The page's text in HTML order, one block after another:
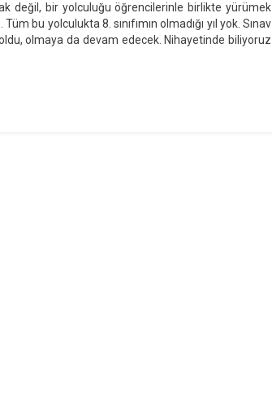
değil, bir yolculuğu öğrencilerinle birlikte yürümek
bu yolculukta 8. sınıfımın olmadığı yıl yok. Sınav
olmaya da devam edecek. Nihayetinde biliyoruz